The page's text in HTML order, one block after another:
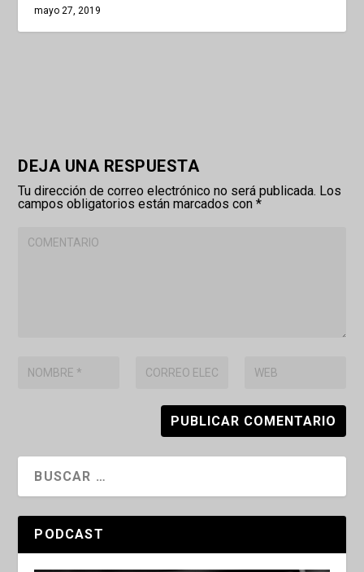
mayo 27, 2019
DEJA UNA RESPUESTA
Tu dirección de correo electrónico no será publicada. Los
campos obligatorios están marcados con*
PODCAST